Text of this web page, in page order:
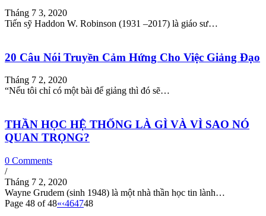
Tháng 7 3, 2020
Tiến sỹ Haddon W. Robinson (1931 –2017) là giáo sư…
20 Câu Nói Truyền Cảm Hứng Cho Việc Giảng Đạo
Tháng 7 2, 2020
“Nếu tôi chỉ có một bài để giảng thì đó sẽ…
THẦN HỌC HỆ THỐNG LÀ GÌ VÀ VÌ SAO NÓ
QUAN TRỌNG?
0 Comments
/
Tháng 7 2, 2020
Wayne Grudem (sinh 1948) là một nhà thần học tin lành…
Page 48 of 48«‹464748